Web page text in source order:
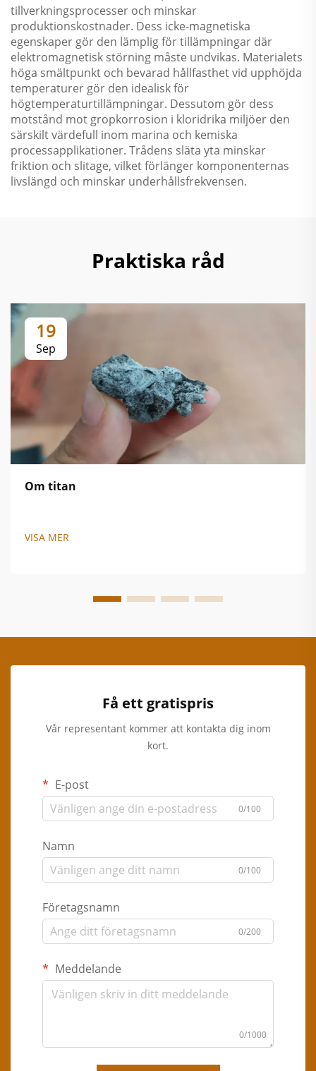
tillverkningsprocesser och minskar
produktionskostnader. Dess icke-magnetiska
egenskaper gör den lämplig för tillämpningar där
elektromagnetisk störning måste undvikas. Materialets
höga smältpunkt och bevarad hållfasthet vid upphöjda
temperaturer gör den idealisk för
högtemperaturtillämpningar. Dessutom gör dess
motstånd mot gropkorrosion i kloridrika miljöer den
särskilt värdefull inom marina och kemiska
processapplikationer. Trådens släta yta minskar
friktion och slitage, vilket förlänger komponenternas
livslängd och minskar underhållsfrekvensen.
Praktiska råd
19
Sep
Om titan
VISA MER
Få ett gratispris
Vår representant kommer att kontakta dig inom
kort.
E-post
0/100
Namn
0/100
Företagsnamn
0/200
Meddelande
0/1000